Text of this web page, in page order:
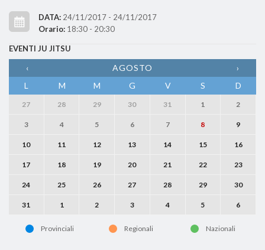
DATA: 24/11/2017 - 24/11/2017
Orario: 18:30 - 20:30
EVENTI JU JITSU
‹ AGOSTO
›
L
M M G V S D
27 28 29 30 31 1 2
3 4 5 6 7 8 9
10 11 12 13 14 15 16
17 18 19 20 21 22 23
24 25 26 27 28 29 30
31 1 2 3 4 5 6
Provinciali Regionali Nazionali